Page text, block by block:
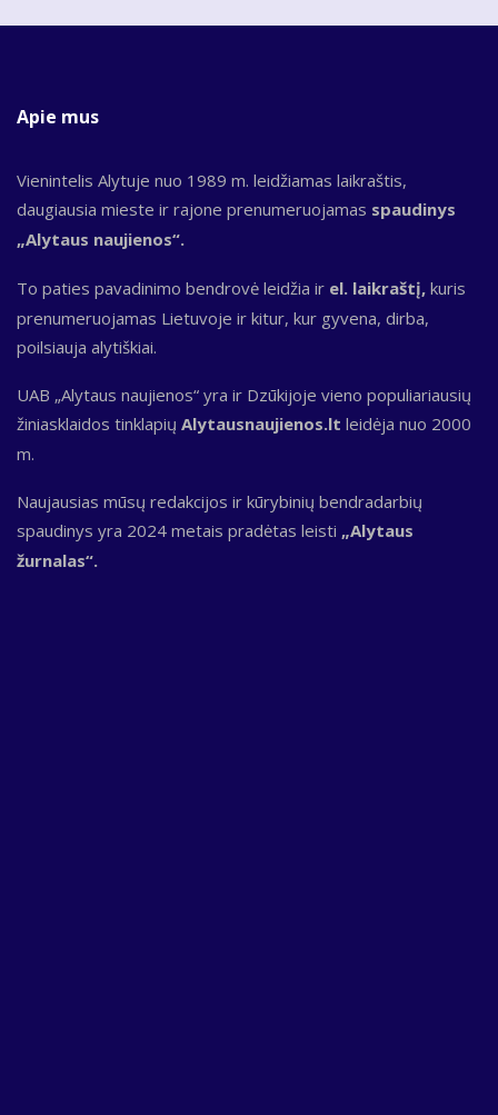
Apie mus
Vienintelis Alytuje nuo 1989 m. leidžiamas laikraštis,
daugiausia mieste ir rajone prenumeruojamas spaudinys
„Alytaus naujienos“.
To paties pavadinimo bendrovė leidžia ir el. laikraštį, kuris
prenumeruojamas Lietuvoje ir kitur, kur gyvena, dirba,
poilsiauja alytiškiai.
UAB „Alytaus naujienos“ yra ir Dzūkijoje vieno populiariausių
žiniasklaidos tinklapių Alytausnaujienos.lt leidėja nuo 2000
m.
Naujausias mūsų redakcijos ir kūrybinių bendradarbių
spaudinys yra 2024 metais pradėtas leisti „Alytaus
žurnalas“.